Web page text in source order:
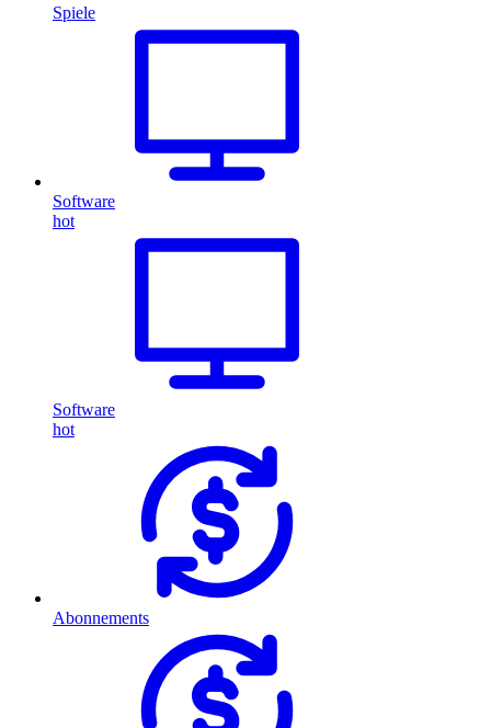
Spiele
Software
hot
Software
hot
Abonnements